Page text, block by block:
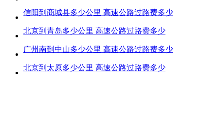
信阳到商城县多少公里 高速公路过路费多少
北京到青岛多少公里 高速公路过路费多少
广州南到中山多少公里 高速公路过路费多少
北京到太原多少公里 高速公路过路费多少